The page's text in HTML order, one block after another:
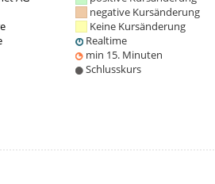
negative Kursänderung
Keine Kursänderung
Realtime
min 15. Minuten
Schlusskurs